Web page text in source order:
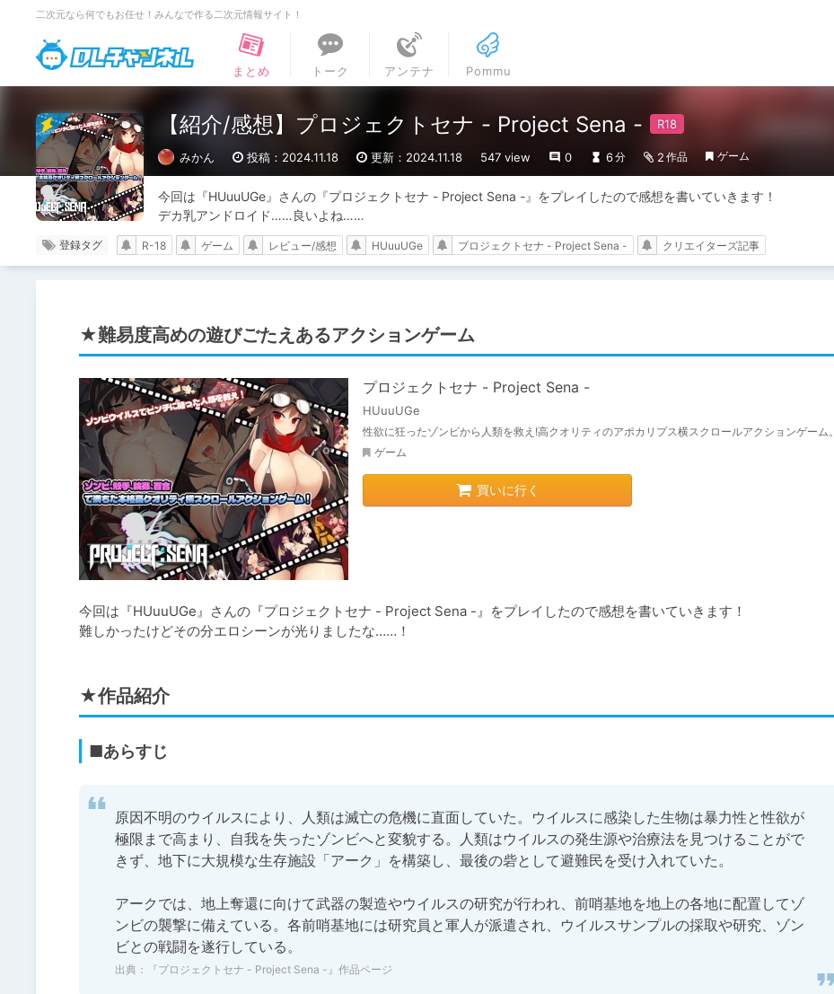
二次元なら何でもお任せ！みんなで作る二次元情報サイト！
DLチャンネル
まとめ
トーク アンテナ Pommu
【紹介/感想】プロジェクトセナ - Project Sena -
みかん 投稿：2024.11.18 更新：2024.11.18 547 view 0 6分 2 作品 ゲーム
今回は『HUuuUGe』さんの『プロジェクトセナ - Project Sena -』をプレイしたので感想を書いていきます！
デカ乳アンドロイド……良いよね……
登録タグ R-18 ゲーム レビュー/感想 HUuuUGe プロジェクトセナ - Project Sena - クリエイターズ記事
★難易度高めの遊びごたえあるアクションゲーム
プロジェクトセナ - Project Sena -
HUuuUGe
性欲に狂ったゾンビから人類を救え!高クオリティのアポカリプス横スクロールアクションゲーム。
ゲーム
買いに行く
今回は『HUuuUGe』さんの『プロジェクトセナ - Project Sena -』をプレイしたので感想を書いていきます！
難しかったけどその分エロシーンが光りましたな……！
★作品紹介
■あらすじ
原因不明のウイルスにより、人類は滅亡の危機に直面していた。ウイルスに感染した生物は暴力性と性欲が
極限まで高まり、自我を失ったゾンビへと変貌する。人類はウイルスの発生源や治療法を見つけることがで
きず、地下に大規模な生存施設「アーク」を構築し、最後の砦として避難民を受け入れていた。
アークでは、地上奪還に向けて武器の製造やウイルスの研究が行われ、前哨基地を地上の各地に配置してゾ
ンビの襲撃に備えている。各前哨基地には研究員と軍人が派遣され、ウイルスサンプルの採取や研究、ゾン
ビとの戦闘を遂行している。
出典： 『プロジェクトセナ - Project Sena -』作品ページ